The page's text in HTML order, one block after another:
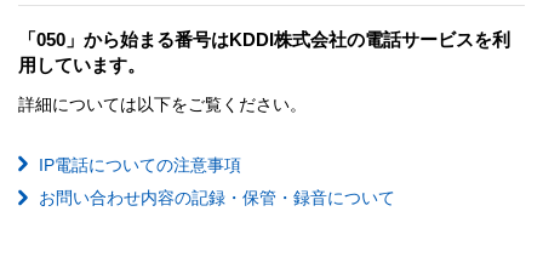
「050」から始まる番号はKDDI株式会社の電話サービスを利
用しています。
詳細については以下をご覧ください。
IP電話についての注意事項
お問い合わせ内容の記録・保管・録音について